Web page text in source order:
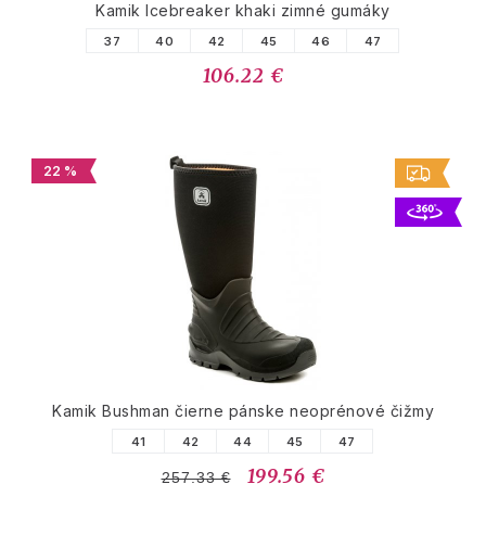
Kamik Icebreaker khaki zimné gumáky
37 40 42 45 46 47
106.22 €
22 %
Kamik Bushman čierne pánske neoprénové čižmy
41 42 44 45 47
257.33 € 199.56 €